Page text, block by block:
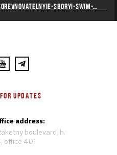
sboryi-swim-
UPDATES
address:
boulevard, h.
office 401